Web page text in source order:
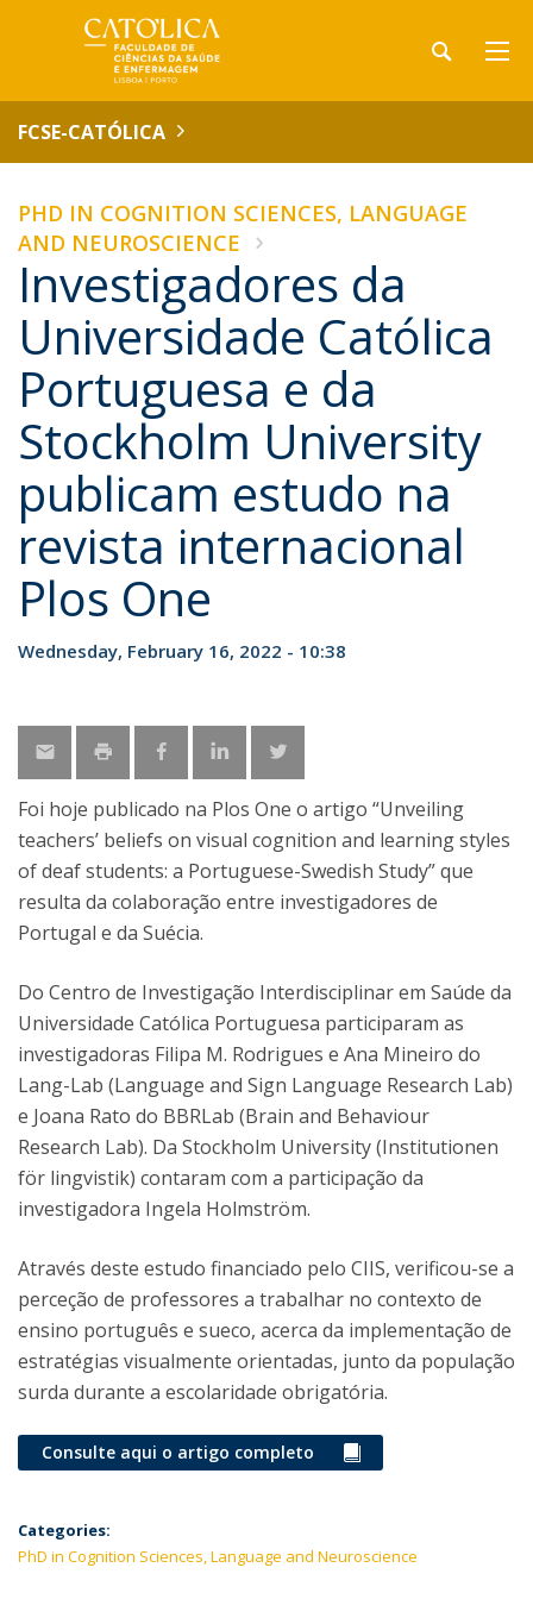
FCSE-CATÓLICA
PHD IN COGNITION SCIENCES, LANGUAGE
AND NEUROSCIENCE
Investigadores da
Universidade Católica
Portuguesa e da
Stockholm University
publicam estudo na
revista internacional
Plos One
Wednesday, February 16, 2022 - 10:38
Foi hoje publicado na Plos One o artigo “Unveiling
teachers’ beliefs on visual cognition and learning styles
of deaf students: a Portuguese-Swedish Study” que
resulta da colaboração entre investigadores de
Portugal e da Suécia.
Do Centro de Investigação Interdisciplinar em Saúde da
Universidade Católica Portuguesa participaram as
investigadoras Filipa M. Rodrigues e Ana Mineiro do
Lang-Lab (Language and Sign Language Research Lab)
e Joana Rato do BBRLab (Brain and Behaviour
Research Lab). Da Stockholm University (Institutionen
för lingvistik) contaram com a participação da
investigadora Ingela Holmström.
Através deste estudo financiado pelo CIIS, verificou-se a
perceção de professores a trabalhar no contexto de
ensino português e sueco, acerca da implementação de
estratégias visualmente orientadas, junto da população
surda durante a escolaridade obrigatória.
Consulte aqui o artigo completo
Categories:
PhD in Cognition Sciences, Language and Neuroscience